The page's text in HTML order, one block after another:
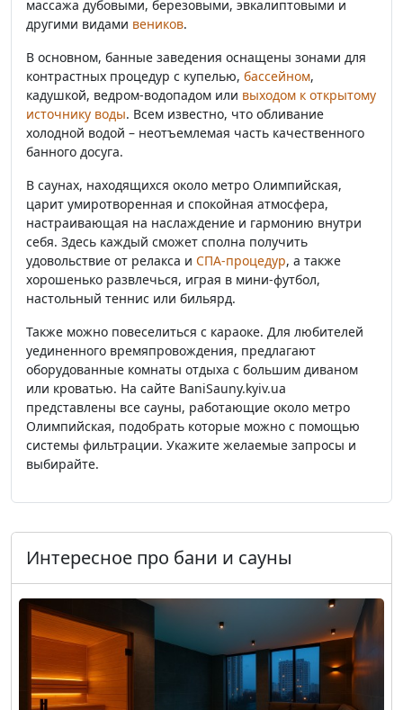
массажа дубовыми, березовыми, эвкалиптовыми и
другими видами веников.
В основном, банные заведения оснащены зонами для
контрастных процедур с купелью, бассейном,
кадушкой, ведром-водопадом или выходом к открытому
источнику воды. Всем известно, что обливание
холодной водой – неотъемлемая часть качественного
банного досуга.
В саунах, находящихся около метро Олимпийская,
царит умиротворенная и спокойная атмосфера,
настраивающая на наслаждение и гармонию внутри
себя. Здесь каждый сможет сполна получить
удовольствие от релакса и СПА-процедур, а также
хорошенько развлечься, играя в мини-футбол,
настольный теннис или бильярд.
Также можно повеселиться с караоке. Для любителей
уединенного времяпровождения, предлагают
оборудованные комнаты отдыха с большим диваном
или кроватью. На сайте BaniSauny.kyiv.ua
представлены все сауны, работающие около метро
Олимпийская, подобрать которые можно с помощью
системы фильтрации. Укажите желаемые запросы и
выбирайте.
Интересное про бани и сауны